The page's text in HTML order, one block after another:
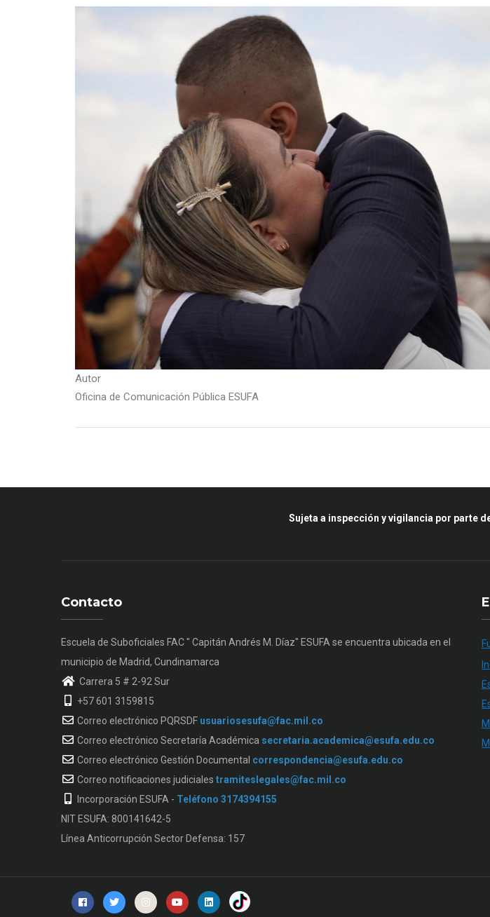
Autor
Oficina de Comunicación Pública ESUFA
Sujeta a inspección y vigilancia por parte
Contacto
Escuela de Suboficiales FAC " Capitán Andrés M. Díaz" ESUFA se encuentra ubicada en el
municipio de Madrid, Cundinamarca
Carrera 5 # 2-92 Sur
+57 601 3159815
Correo electrónico PQRSDF usuariosesufa@fac.mil.co
Correo electrónico Secretaría Académica secretaria.academica@esufa.edu.co
Correo electrónico Gestión Documental correspondencia@esufa.edu.co
Correo notificaciones judiciales tramiteslegales@fac.mil.co
Incorporación ESUFA - Teléfono 3174394155
NIT ESUFA: 800141642-5
Línea Anticorrupción Sector Defensa: 157